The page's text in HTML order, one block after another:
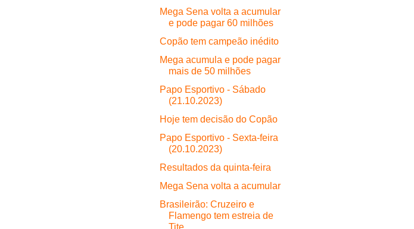
Mega Sena volta a acumular
e pode pagar 60 milhões
Copão tem campeão inédito
Mega acumula e pode pagar
mais de 50 milhões
Papo Esportivo - Sábado
(21.10.2023)
Hoje tem decisão do Copão
Papo Esportivo - Sexta-feira
(20.10.2023)
Resultados da quinta-feira
Mega Sena volta a acumular
Brasileirão: Cruzeiro e
Flamengo tem estreia de
Tite